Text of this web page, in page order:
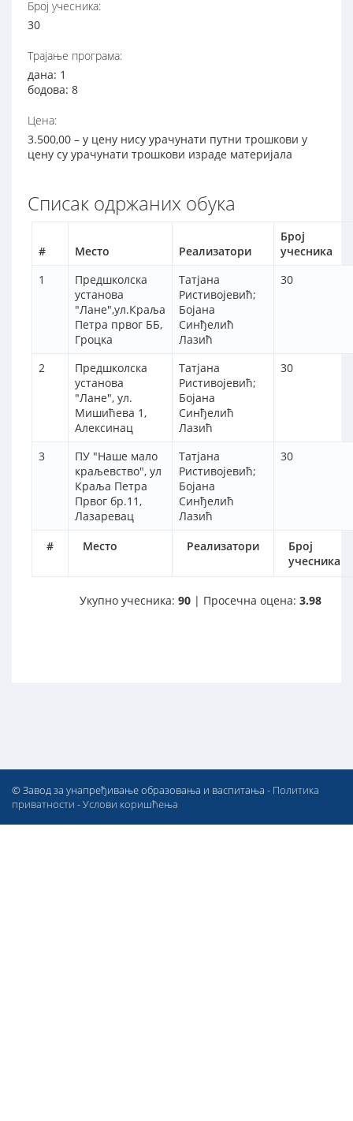
Број учесника:
30
Трајање програма:
дана: 1
бодова: 8
Цена:
3.500,00 – у цену нису урачунати путни трошкови у
цену су урачунати трошкови израде материјала
Списак одржаних обука
# Место Реализатори
Број
учесника
# Место Реализатори
Број
учесника
1
Предшколска
установа
"Лане",ул.Краља
Петра првог ББ,
Гроцка
Татјана
Ристивојевић;
Бојана
Синђелић
Лазић
30
2
Предшколска
установа
"Лане", ул.
Мишићева 1,
Алексинац
Татјана
Ристивојевић;
Бојана
Синђелић
Лазић
30
3
ПУ "Наше мало
краљевство", ул
Краља Петра
Првог бр.11,
Лазаревац
Татјана
Ристивојевић;
Бојана
Синђелић
Лазић
30
Укупно учесника: 90 | Просечна оцена: 3.98
© Завод за унапређивање образовања и васпитања - Политика
приватности -Услови коришћења